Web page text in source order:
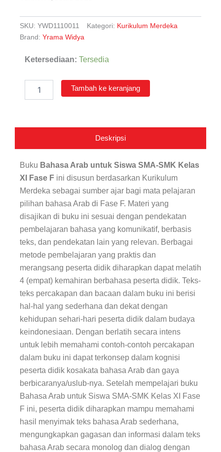
SKU: YWD1110011 Kategori: Kurikulum Merdeka
Brand: Yrama Widya
Ketersediaan: Tersedia
Kuantitas
untuk
Siswa
Kelas
Tambah ke keranjang
Deskripsi
Buku Bahasa Arab untuk Siswa SMA-SMK Kelas
XI Fase F ini disusun berdasarkan Kurikulum
Merdeka sebagai sumber ajar bagi mata pelajaran
pilihan bahasa Arab di Fase F. Materi yang
disajikan di buku ini sesuai dengan pendekatan
pembelajaran bahasa yang komunikatif, berbasis
teks, dan pendekatan lain yang relevan. Berbagai
metode pembelajaran yang praktis dan
merangsang peserta didik diharapkan dapat melatih
4 (empat) kemahiran berbahasa peserta didik. Teks-
teks percakapan dan bacaan dalam buku ini berisi
hal-hal yang sederhana dan dekat dengan
kehidupan sehari-hari peserta didik dalam budaya
keindonesiaan. Dengan berlatih secara intens
untuk lebih memahami contoh-contoh percakapan
dalam buku ini dapat terkonsep dalam kognisi
peserta didik kosakata bahasa Arab dan gaya
berbicaranya/uslub-nya. Setelah mempelajari buku
Bahasa Arab untuk Siswa SMA-SMK Kelas XI Fase
F ini, peserta didik diharapkan mampu memahami
hasil menyimak teks bahasa Arab sederhana,
mengungkapkan gagasan dan informasi dalam teks
bahasa Arab secara monolog dan dialog dengan